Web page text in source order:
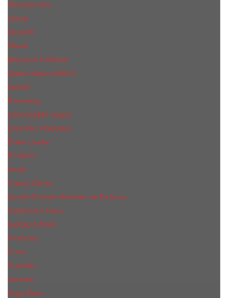
Christian Dior
Creed
Davidoff
Diesel
Дольче & Габбана
Donna Karan (DKNY)
Dunhill
Eisenberg
Ermenegildo Zegna
Escentric Molecules
Еsteе Lаudеr
Ex Nihilo
Fendi
Franck Olivier
Gerald Ghislain Histoires de Parfums
Gianfranco Ferre
Giorgio Armani
Givenchy
Gucci
Guerlain
Hermes
Hugo Boss